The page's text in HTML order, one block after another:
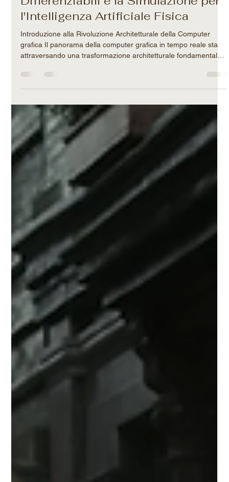
Filippo-Maria Rotatori
Tempo di lettura: 23 min
(APPROFONDIMENTO)Il Paradigma
del Rendering Neurale: Un'Analisi
Esauriente sulle Pipeline
Differenziabili e la Simulazione per
l'Intelligenza Artificiale Fisica
Introduzione alla Rivoluzione Architetturale della Computer
grafica Il panorama della computer grafica in tempo reale sta
attraversando una trasformazione architetturale fondamentale,
segnando un allontanamento sistemico dalle approssimazioni
matematiche esplicite codificate manualmente, per abbracciare
un paradigma basato su rappresentazioni apprese e guidate
dai dati. Storicamente, le pipeline grafiche si sono affidate a
funzioni analitiche complesse per simulare l'interazi